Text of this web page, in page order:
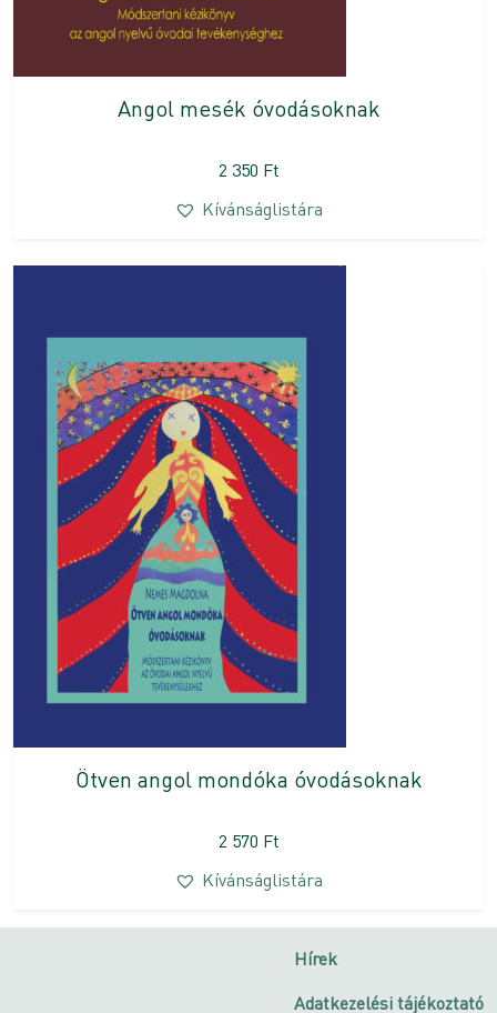
Angol mesék óvodásoknak
2 350 Ft
Kívánságlistára
Ötven angol mondóka óvodásoknak
2 570 Ft
Kívánságlistára
Hírek
Adatkezelési tájékoztató